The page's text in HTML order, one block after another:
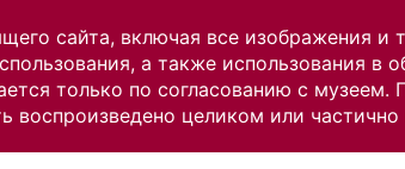
сайта, включая все изображения и
а также использования в
только по согласованию с
воспроизведено целиком или